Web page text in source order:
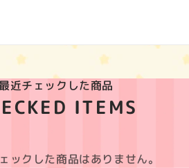
近チェックした商品
ITEMS
ックした商品はありません。